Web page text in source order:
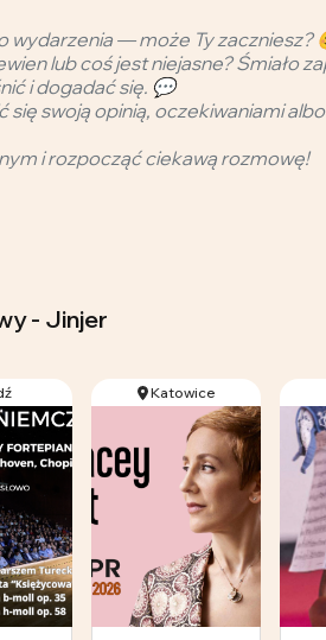
wydarzenia — może Ty zaczniesz?
lub coś jest niejasne? Śmiało
i dogadać się. 💬
swoją opinią, oczekiwaniami albo
i rozpocząć ciekawą rozmowę!
- Jinjer
Katowice